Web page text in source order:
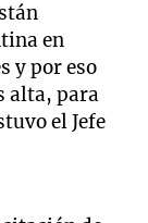
en
y por eso
alta, para
el Jefe